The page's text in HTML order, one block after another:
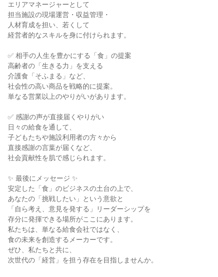
エリアマネージャーとして
担当施設の現場運営・収益管理・
人材育成を担い、若くして
経営者的なスキルを身に付けられます。
✅ 相手の人生を豊かにする「食」の提案
高齢者の「生きる力」を支える
介護食「そふまる」など、
社会性の高い商品を戦略的に提案。
単なる営業以上のやりがいがあります。
✅ 感謝の声が直接届くやりがい
日々の給食を通して、
子どもたちや施設利用者の方々から
直接感謝の言葉が届くなど、
社会貢献性を肌で感じられます。
✨ 最後にメッセージ ✨
安定した「食」のビジネスの土台の上で、
あなたの「挑戦したい」という意欲と
「自ら考え、意見を発する」リーダーシップを
存分に発揮できる場所がここにあります。
私たちは、単なる給食会社ではなく、
食の未来を創造するメーカーです。
ぜひ、私たちと共に、
次世代の「経営」を担う存在を目指しませんか。